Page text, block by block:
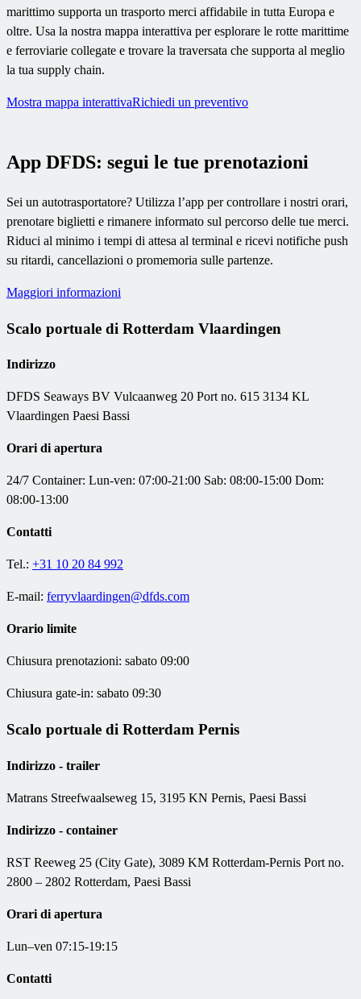
marittimo supporta un trasporto merci affidabile in tutta Europa e
oltre. Usa la nostra mappa interattiva per esplorare le rotte marittime
e ferroviarie collegate e trovare la traversata che supporta al meglio
la tua supply chain.
Mostra mappa interattivaRichiedi un preventivo
App DFDS: segui le tue prenotazioni
Sei un autotrasportatore? Utilizza l’app per controllare i nostri orari,
prenotare biglietti e rimanere informato sul percorso delle tue merci.
Riduci al minimo i tempi di attesa al terminal e ricevi notifiche push
su ritardi, cancellazioni o promemoria sulle partenze.
Maggiori informazioni
Scalo portuale di Rotterdam Vlaardingen
Indirizzo
DFDS Seaways BV Vulcaanweg 20 Port no. 615 3134 KL
Vlaardingen Paesi Bassi
Orari di apertura
24/7 Container: Lun-ven: 07:00-21:00 Sab: 08:00-15:00 Dom:
08:00-13:00
Contatti
Tel.: +31 10 20 84 992
E-mail: ferryvlaardingen@dfds.com
Orario limite
Chiusura prenotazioni: sabato 09:00
Chiusura gate-in: sabato 09:30
Scalo portuale di Rotterdam Pernis
Indirizzo - trailer
Matrans Streefwaalseweg 15, 3195 KN Pernis, Paesi Bassi
Indirizzo - container
RST Reeweg 25 (City Gate), 3089 KM Rotterdam-Pernis Port no.
2800 – 2802 Rotterdam, Paesi Bassi
Orari di apertura
Lun–ven 07:15-19:15
Contatti